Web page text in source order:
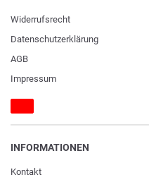
Widerrufs­recht
Daten­schutz­erklärung
AGB
Impressum
INFORMATIONEN
Kontakt